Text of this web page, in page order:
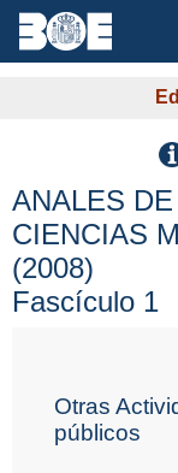
ANALES
CIENCIAS
(2008)
Fascículo 1
Otras
públicos